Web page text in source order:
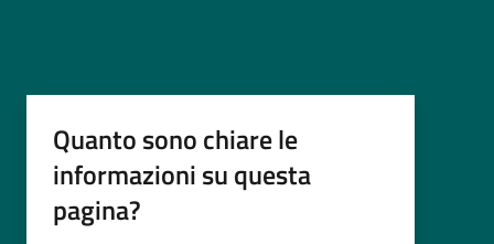
Quanto sono chiare le
informazioni su questa
pagina?